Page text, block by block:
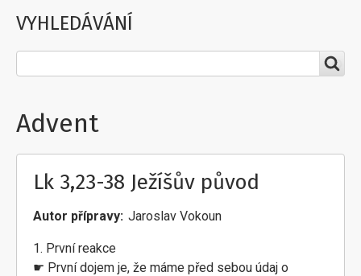
VYHLEDÁVÁNÍ
Advent
Lk 3,23-38 Ježíšův původ
Autor přípravy Jaroslav Vokoun
1. První reakce
☛ První dojem je, že máme před sebou údaj o